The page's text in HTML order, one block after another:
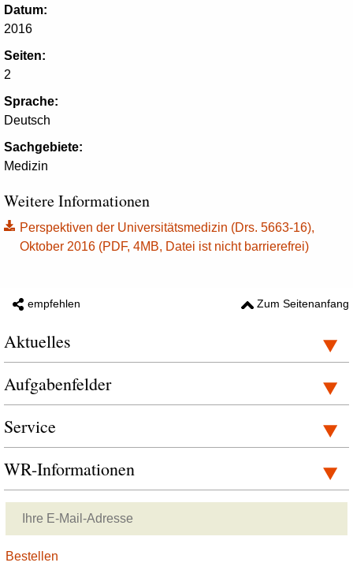
Datum:
2016
Seiten:
2
Sprache:
Deutsch
Sachgebiete:
Medizin
Weitere Informationen
Perspektiven der Universitätsmedizin (Drs. 5663-16),
Oktober 2016 (PDF, 4MB, Datei ist nicht barrierefrei)
empfehlen Zum Seitenanfang
Aktuelles
Aufgabenfelder
Service
WR-Informationen